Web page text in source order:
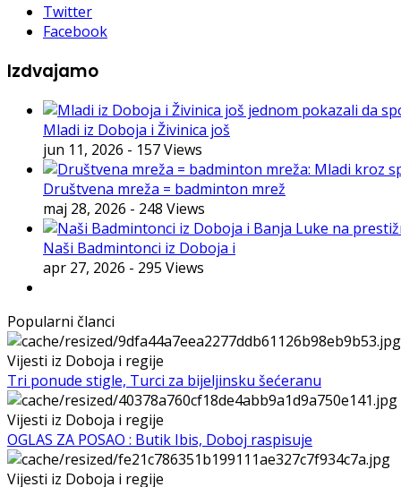
Twitter
Facebook
Izdvajamo
Mladi iz Doboja i Živinica još
jun 11, 2026 - 157 Views
Društvena mreža = badminton mrež
maj 28, 2026 - 248 Views
Naši Badmintonci iz Doboja i
apr 27, 2026 - 295 Views
Popularni članci
Vijesti iz Doboja i regije
Tri ponude stigle, Turci za bijeljinsku šećeranu
Vijesti iz Doboja i regije
OGLAS ZA POSAO : Butik Ibis, Doboj raspisuje
Vijesti iz Doboja i regije